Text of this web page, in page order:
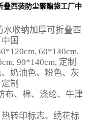
叠西装防尘聚酯袋工厂中
水收纳加厚可折叠西
国
60*140cm,
90*140cm, 定制
奶油色、粉色、灰
制
布、棉、涤纶、牛津
转印标志、绣花标